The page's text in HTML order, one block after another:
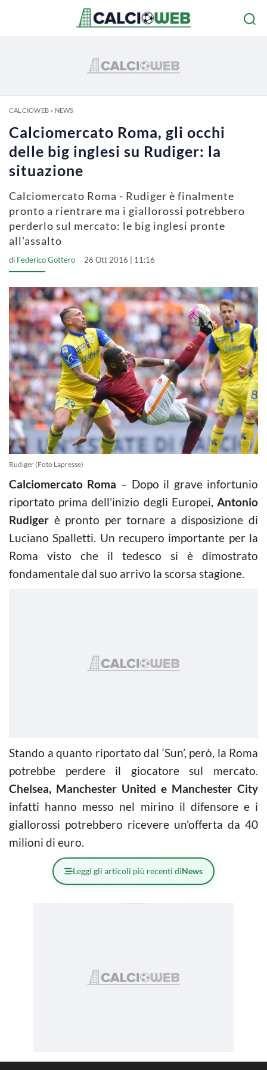
CALCIOWEB» NEWS
Calciomercato Roma, gli occhi
delle big inglesi su Rudiger: la
situazione
Calciomercato Roma - Rudiger è finalmente
pronto a rientrare ma i giallorossi potrebbero
perderlo sul mercato: le big inglesi pronte
all'assalto
di Federico Gottero 26 Ott 2016 | 11:16
Rudiger (Foto Lapresse)
Calciomercato Roma – Dopo il grave infortunio
riportato prima dell’inizio degli Europei, Antonio
Rudiger è pronto per tornare a disposizione di
Luciano Spalletti. Un recupero importante per la
Roma visto che il tedesco si è dimostrato
fondamentale dal suo arrivo la scorsa stagione.
Stando a quanto riportato dal ‘Sun’, però, la Roma
potrebbe perdere il giocatore sul mercato.
Chelsea, Manchester United e Manchester City
infatti hanno messo nel mirino il difensore e i
giallorossi potrebbero ricevere un’offerta da 40
milioni di euro.
Leggi gli articoli più recenti diNews